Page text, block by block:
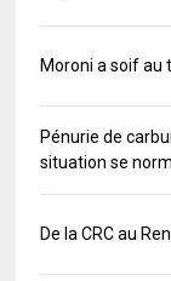
Moroni a soif au
Pénurie de
situation se
De la CRC au